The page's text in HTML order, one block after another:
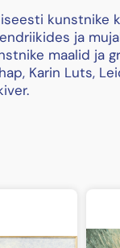
kunstnike
ja
maalid ja
Karin Luts,